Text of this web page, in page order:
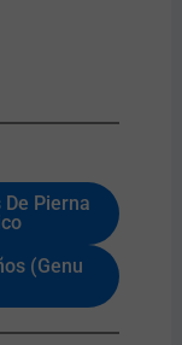
Pierna
(Genu